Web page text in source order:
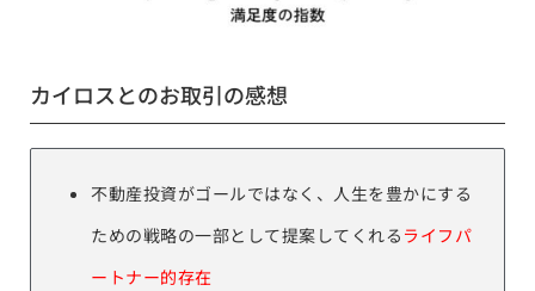
カイロスとのお取引の感想
不動産投資がゴールではなく、人生を豊かにする
ための戦略の一部として提案してくれる ライフパ
ートナー的存在